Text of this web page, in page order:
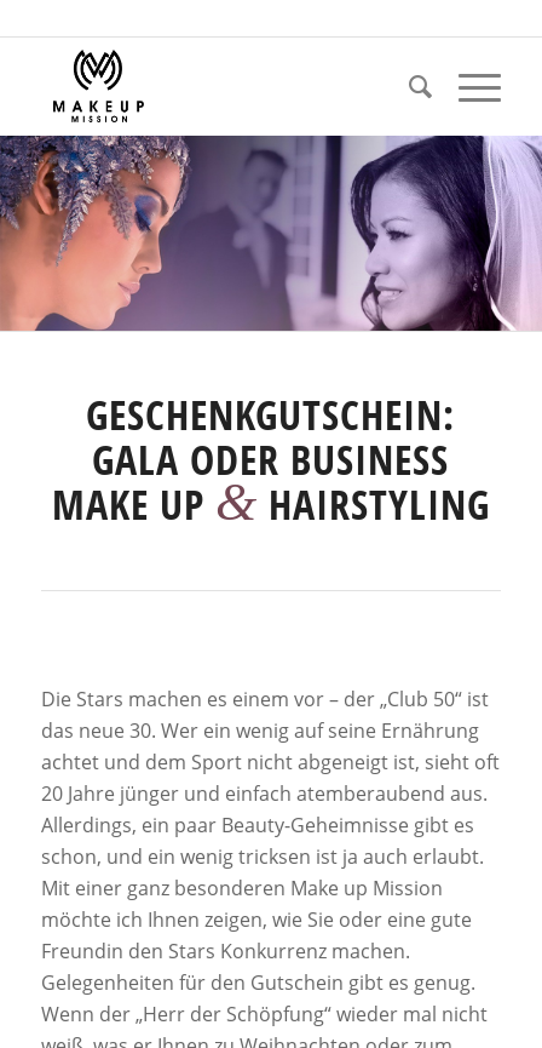
GESCHENKGUTSCHEIN:
GALA ODER BUSINESS
MAKE UP & HAIRSTYLING
Die Stars machen es einem vor – der „Club 50“ ist
das neue 30. Wer ein wenig auf seine Ernährung
achtet und dem Sport nicht abgeneigt ist, sieht oft
20 Jahre jünger und einfach atemberaubend aus.
Allerdings, ein paar Beauty-Geheimnisse gibt es
schon, und ein wenig tricksen ist ja auch erlaubt.
Mit einer ganz besonderen Make up Mission
möchte ich Ihnen zeigen, wie Sie oder eine gute
Freundin den Stars Konkurrenz machen.
Gelegenheiten für den Gutschein gibt es genug.
Wenn der „Herr der Schöpfung“ wieder mal nicht